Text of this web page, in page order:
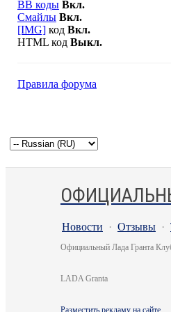
BB коды Вкл.
Смайлы Вкл.
[IMG] код Вкл.
HTML код Выкл.
Правила форума
Новости · Отзывы ·
Официальный Лада Гранта
LADA Granta
Разместить рекламу на сайте